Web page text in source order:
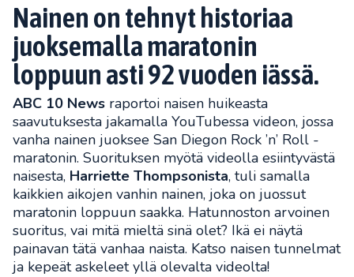
Nainen on tehnyt historiaa
juoksemalla maratonin
loppuun asti 92 vuoden iässä.
ABC 10 News raportoi naisen huikeasta
saavutuksesta jakamalla YouTubessa videon, jossa
vanha nainen juoksee San Diegon Rock ’n’ Roll -
maratonin. Suorituksen myötä videolla esiintyvästä
naisesta, Harriette Thompsonista, tuli samalla
kaikkien aikojen vanhin nainen, joka on juossut
maratonin loppuun saakka. Hatunnoston arvoinen
suoritus, vai mitä mieltä sinä olet? Ikä ei näytä
painavan tätä vanhaa naista. Katso naisen tunnelmat
ja kepeät askeleet yllä olevalta videolta!